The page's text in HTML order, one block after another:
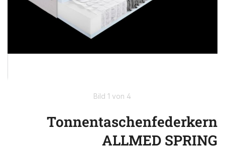
Bild 1 von 4
Tonnentaschenfederkern
ALLMED SPRING